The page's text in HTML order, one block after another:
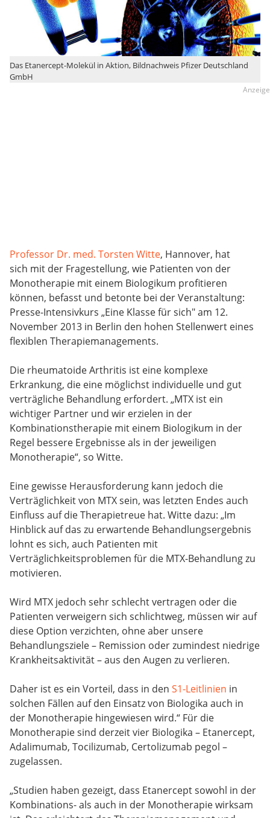
Das Etanercept-Molekül in Aktion, Bildnachweis Pfizer Deutschland
GmbH
Professor Dr. med. Torsten Witte, Hannover, hat
sich mit der Fragestellung, wie Patienten von der
Monotherapie mit einem Biologikum profitieren
können, befasst und betonte bei der Veranstaltung:
Presse-Intensivkurs „Eine Klasse für sich" am 12.
November 2013 in Berlin den hohen Stellenwert eines
flexiblen Therapiemanagements.
Die rheumatoide Arthritis ist eine komplexe
Erkrankung, die eine möglichst individuelle und gut
verträgliche Behandlung erfordert. „MTX ist ein
wichtiger Partner und wir erzielen in der
Kombinationstherapie mit einem Biologikum in der
Regel bessere Ergebnisse als in der jeweiligen
Monotherapie“, so Witte.
Eine gewisse Herausforderung kann jedoch die
Verträglichkeit von MTX sein, was letzten Endes auch
Einfluss auf die Therapietreue hat. Witte dazu: „Im
Hinblick auf das zu erwartende Behandlungsergebnis
lohnt es sich, auch Patienten mit
Verträglichkeitsproblemen für die MTX-Behandlung zu
motivieren.
Wird MTX jedoch sehr schlecht vertragen oder die
Patienten verweigern sich schlichtweg, müssen wir auf
diese Option verzichten, ohne aber unsere
Behandlungsziele – Remission oder zumindest niedrige
Krankheitsaktivität – aus den Augen zu verlieren.
Daher ist es ein Vorteil, dass in den S1-Leitlinien in
solchen Fällen auf den Einsatz von Biologika auch in
der Monotherapie hingewiesen wird.“ Für die
Monotherapie sind derzeit vier Biologika – Etanercept,
Adalimumab, Tocilizumab, Certolizumab pegol –
zugelassen.
„Studien haben gezeigt, dass Etanercept sowohl in der
Kombinations- als auch in der Monotherapie wirksam